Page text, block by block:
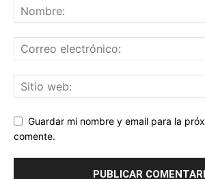
Guardar mi nombre y email para la
comente.